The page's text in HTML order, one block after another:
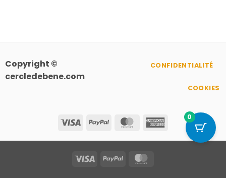
Copyright ©
cercledebene.com
Visa PayPal MasterCardAmerican
Express
CONFIDENTIALITÉ
COOKIES
Visa PayPal
0